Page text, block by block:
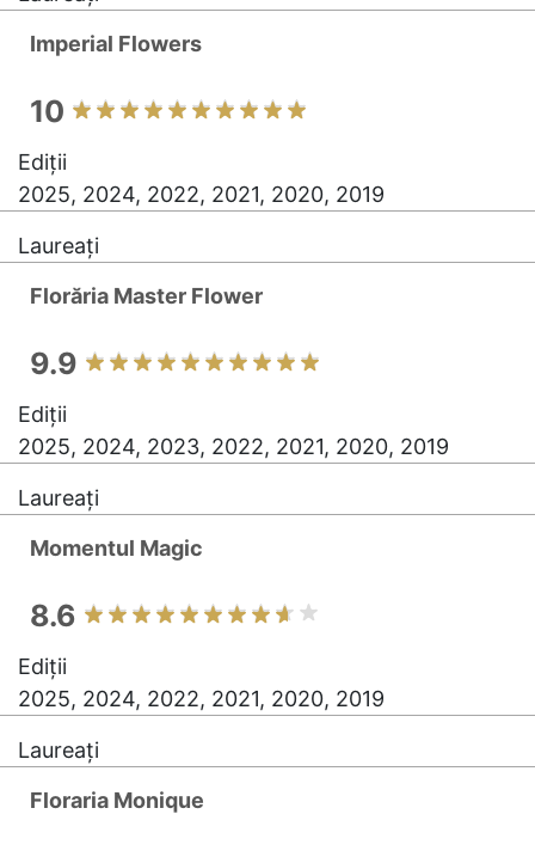
Imperial Flowers
10
Ediții
2025, 2024, 2022, 2021, 2020, 2019
Laureați
Florăria Master Flower
9.9
Ediții
2025, 2024, 2023, 2022, 2021, 2020, 2019
Laureați
Momentul Magic
8.6
Ediții
2025, 2024, 2022, 2021, 2020, 2019
Laureați
Floraria Monique